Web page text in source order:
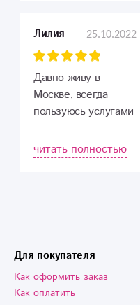
композиция
подойдет и
подобрали
подходящее время
доставки. Спасибо
Лилия 25.10.2022
Давно живу в
Москве, всегда
пользуюсь услугами
композиций, ни разу
не былы претензий,
доставка в любое
место города и
области. Очень
читать полностью
Для покупателя
Как оформить заказ
Как оплатить